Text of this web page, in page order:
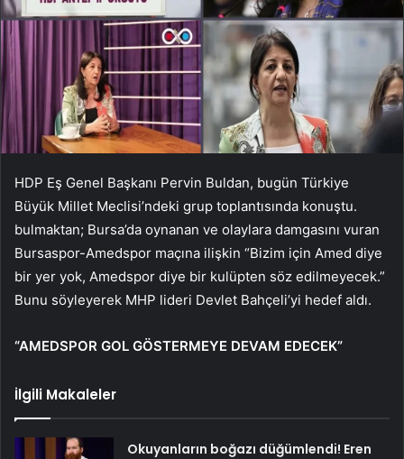
HDP Eş Genel Başkanı Pervin Buldan, bugün Türkiye
Büyük Millet Meclisi’ndeki grup toplantısında konuştu.
bulmaktan; Bursa’da oynanan ve olaylara damgasını vuran
Bursaspor-Amedspor maçına ilişkin “Bizim için Amed diye
bir yer yok, Amedspor diye bir kulüpten söz edilmeyecek.”
Bunu söyleyerek MHP lideri Devlet Bahçeli’yi hedef aldı.
“AMEDSPOR GOL GÖSTERMEYE DEVAM EDECEK”
İlgili Makaleler
Okuyanların boğazı düğümlendi! Eren